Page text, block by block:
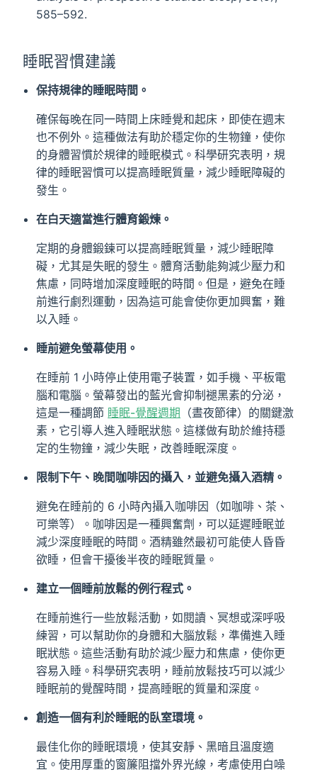
585–592.
睡眠習慣建議
保持規律的睡眠時間。
確保每晚在同一時間上床睡覺和起床，即使在週末
也不例外。這種做法有助於穩定你的生物鐘，使你
的身體習慣於規律的睡眠模式。科學研究表明，規
律的睡眠習慣可以提高睡眠質量，減少睡眠障礙的
發生。
在白天適當進行體育鍛煉。
定期的身體鍛鍊可以提高睡眠質量，減少睡眠障
礙，尤其是失眠的發生。體育活動能夠減少壓力和
焦慮，同時增加深度睡眠的時間。但是，避免在睡
前進行劇烈運動，因為這可能會使你更加興奮，難
以入睡。
睡前避免螢幕使用。
在睡前 1 小時停止使用電子裝置，如手機、平板電
腦和電腦。螢幕發出的藍光會抑制褪黑素的分泌，
這是一種調節 睡眠-覺醒週期 （晝夜節律）的關鍵激
素，它引導人進入睡眠狀態。這樣做有助於維持穩
定的生物鐘，減少失眠，改善睡眠深度。
限制下午、晚間咖啡因的攝入，並避免攝入酒精。
避免在睡前的 6 小時內攝入咖啡因（如咖啡、茶、
可樂等）。咖啡因是一種興奮劑，可以延遲睡眠並
減少深度睡眠的時間。酒精雖然最初可能使人昏昏
欲睡，但會干擾後半夜的睡眠質量。
建立一個睡前放鬆的例行程式。
在睡前進行一些放鬆活動，如閱讀、冥想或深呼吸
練習，可以幫助你的身體和大腦放鬆，準備進入睡
眠狀態。這些活動有助於減少壓力和焦慮，使你更
容易入睡。科學研究表明，睡前放鬆技巧可以減少
睡眠前的覺醒時間，提高睡眠的質量和深度。
創造一個有利於睡眠的臥室環境。
最佳化你的睡眠環境，使其安靜、黑暗且溫度適
宜。使用厚重的窗簾阻擋外界光線，考慮使用白噪